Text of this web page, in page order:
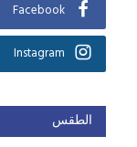
Facebook
Instagram
الطقس